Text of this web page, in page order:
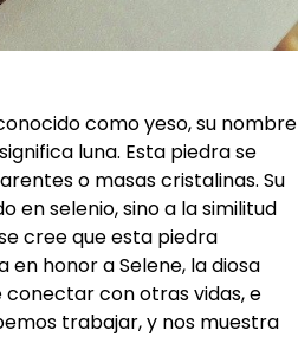
como yeso, su nombre
luna. Esta piedra se
o masas cristalinas. Su
en selenio, sino a la similitud
cree que esta piedra
en honor a Selene, la diosa
conectar con otras vidas, e
trabajar, y nos muestra